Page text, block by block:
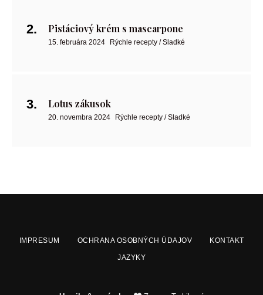
Pistáciový krém s mascarpone
15. februára 2024 Rýchle recepty / Sladké
Lotus zákusok
20. novembra 2024 Rýchle recepty / Sladké
IMPRESUM OCHRANA OSOBNÝCH ÚDAJOV KONTAKT
JAZYKY